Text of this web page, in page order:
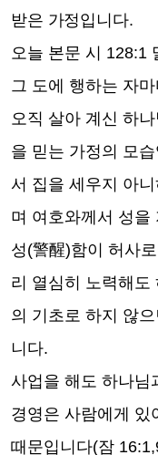
받은 가정입니다.
오늘 본문 시 128:1
그 도에 행하는 자
오직 살아 계신 하
을 믿는 가정의 모
서 집을 세우지 아
며 여호와께서 성을
성(警醒)함이 허사
리 열심히 노력해도
의 기초로 하지 않
니다.
사업을 해도 하나님
경영은 사람에게 있
때문입니다(잠